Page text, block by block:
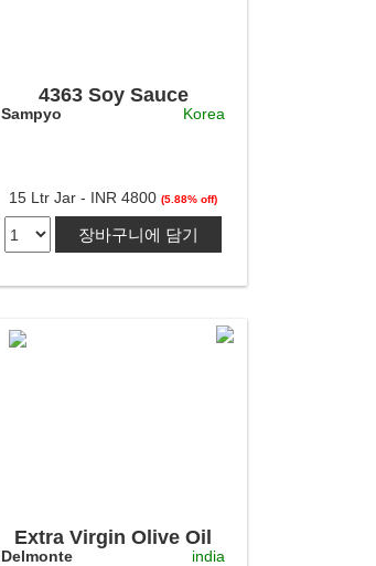
4363 Soy Sauce
Sampyo Korea
15 Ltr Jar - INR 4800(5.88% off)
장바구니에 담기
Extra Virgin Olive Oil
Delmonte india